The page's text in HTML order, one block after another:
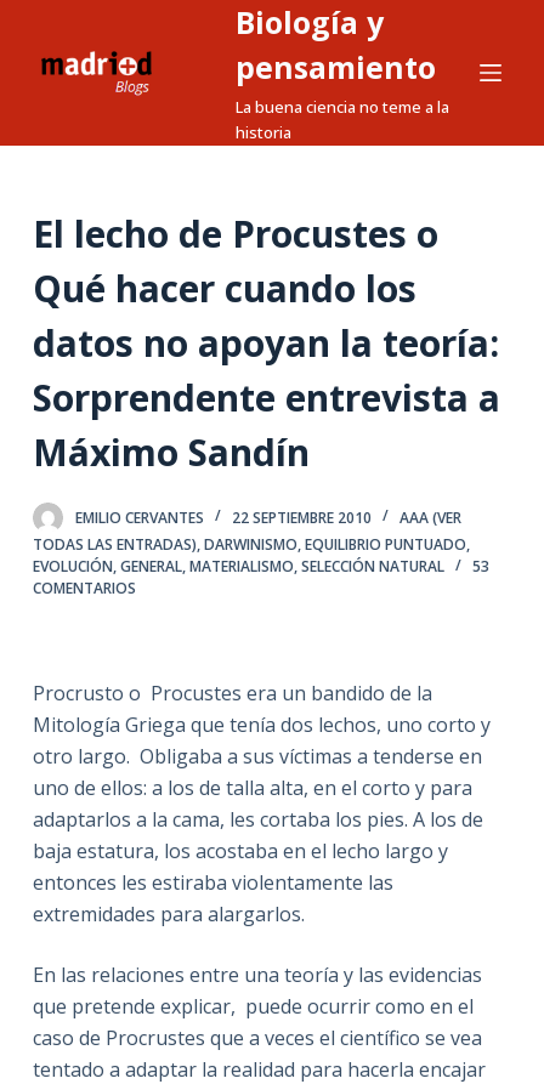
a
n
e
o
Biología y
pensamiento
La buena ciencia no teme a la
historia
El lecho de Procustes o
Qué hacer cuando los
datos no apoyan la teoría:
Sorprendente entrevista a
Máximo Sandín
EMILIO CERVANTES 22 SEPTIEMBRE 2010
AAA (VER
TODAS LAS ENTRADAS),DARWINISMO,EQUILIBRIO PUNTUADO,
EVOLUCIÓN,GENERAL,MATERIALISMO,SELECCIÓN NATURAL
53
COMENTARIOS
Procrusto o Procustes era un bandido de la
Mitología Griega que tenía dos lechos, uno corto y
otro largo. Obligaba a sus víctimas a tenderse en
uno de ellos: a los de talla alta, en el corto y para
adaptarlos a la cama, les cortaba los pies. A los de
baja estatura, los acostaba en el lecho largo y
entonces les estiraba violentamente las
extremidades para alargarlos.
En las relaciones entre una teoría y las evidencias
que pretende explicar, puede ocurrir como en el
caso de Procrustes que a veces el científico se vea
tentado a adaptar la realidad para hacerla encajar